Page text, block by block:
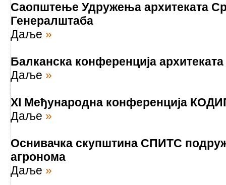
Саопштење Удружења архитеката
Генералштаба
Даље »
Балканска конференција архитеката
Даље »
XI Међународна конференција
Даље »
Оснивачка скупштина СПИТС
агронома
Даље »